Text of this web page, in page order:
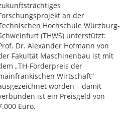
an der
Hochschule Würzburg-
(THWS) unterstützt:
Dr. Alexander Hofmann von
Fakultät Maschinenbau ist mit
„TH-Förderpreis der
Wirtschaft“
worden – damit
ist ein Preisgeld von
Euro.